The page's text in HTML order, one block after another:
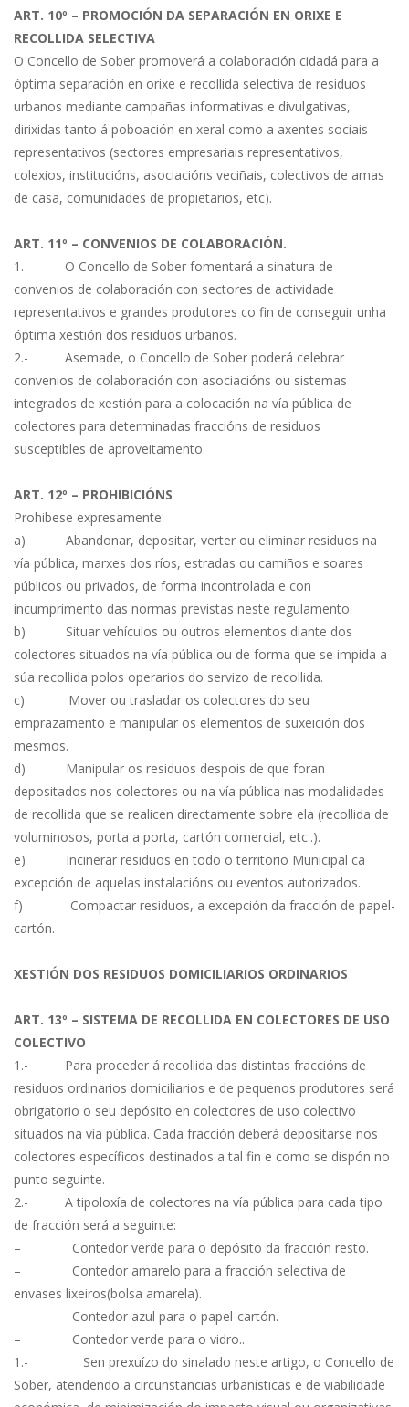
ART. 10º – PROMOCIÓN DA SEPARACIÓN EN ORIXE E
RECOLLIDA SELECTIVA
O Concello de Sober promoverá a colaboración cidadá para a
óptima separación en orixe e recollida selectiva de residuos
urbanos mediante campañas informativas e divulgativas,
dirixidas tanto á poboación en xeral como a axentes sociais
representativos (sectores empresariais representativos,
colexios, institucións, asociacións veciñais, colectivos de amas
de casa, comunidades de propietarios, etc).
ART. 11º – CONVENIOS DE COLABORACIÓN.
1.- O Concello de Sober fomentará a sinatura de
convenios de colaboración con sectores de actividade
representativos e grandes produtores co fin de conseguir unha
óptima xestión dos residuos urbanos.
2.- Asemade, o Concello de Sober poderá celebrar
convenios de colaboración con asociacións ou sistemas
integrados de xestión para a colocación na vía pública de
colectores para determinadas fraccións de residuos
susceptibles de aproveitamento.
ART. 12º – PROHIBICIÓNS
Prohibese expresamente:
a) Abandonar, depositar, verter ou eliminar residuos na
vía pública, marxes dos ríos, estradas ou camiños e soares
públicos ou privados, de forma incontrolada e con
incumprimento das normas previstas neste regulamento.
b) Situar vehículos ou outros elementos diante dos
colectores situados na vía pública ou de forma que se impida a
súa recollida polos operarios do servizo de recollida.
c) Mover ou trasladar os colectores do seu
emprazamento e manipular os elementos de suxeición dos
mesmos.
d) Manipular os residuos despois de que foran
depositados nos colectores ou na vía pública nas modalidades
de recollida que se realicen directamente sobre ela (recollida de
voluminosos, porta a porta, cartón comercial, etc..).
e) Incinerar residuos en todo o territorio Municipal ca
excepción de aquelas instalacións ou eventos autorizados.
f) Compactar residuos, a excepción da fracción de papel-
cartón.
XESTIÓN DOS RESIDUOS DOMICILIARIOS ORDINARIOS
ART. 13º – SISTEMA DE RECOLLIDA EN COLECTORES DE USO
COLECTIVO
1.- Para proceder á recollida das distintas fraccións de
residuos ordinarios domiciliarios e de pequenos produtores será
obrigatorio o seu depósito en colectores de uso colectivo
situados na vía pública. Cada fracción deberá depositarse nos
colectores específicos destinados a tal fin e como se dispón no
punto seguinte.
2.- A tipoloxía de colectores na vía pública para cada tipo
de fracción será a seguinte:
– Contedor verde para o depósito da fracción resto.
– Contedor amarelo para a fracción selectiva de
envases lixeiros(bolsa amarela).
– Contedor azul para o papel-cartón.
– Contedor verde para o vidro..
1.- Sen prexuízo do sinalado neste artigo, o Concello de
Sober, atendendo a circunstancias urbanísticas e de viabilidade